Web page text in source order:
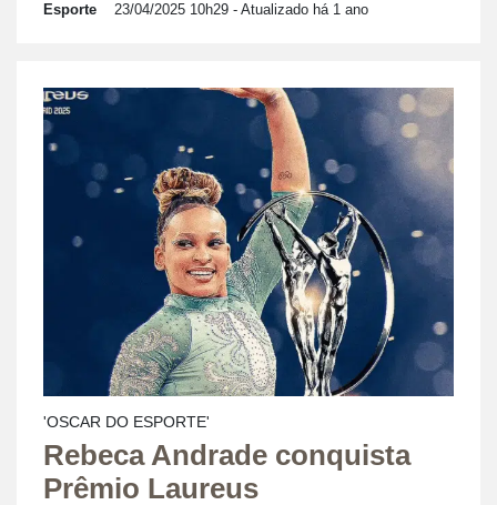
Esporte 23/04/2025 10h29 - Atualizado há 1 ano
'OSCAR DO ESPORTE'
Rebeca Andrade conquista
Prêmio Laureus